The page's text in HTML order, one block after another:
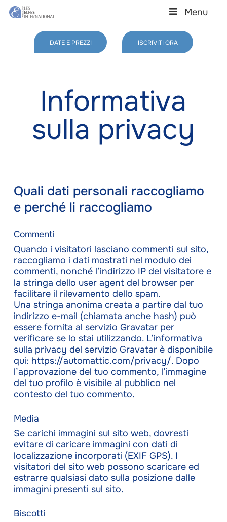
Skip
Menu
DATE E PREZZI ISCRIVITI ORA
Informativa
sulla privacy
Quali dati personali raccogliamo
e perché li raccogliamo
Commenti
Quando i visitatori lasciano commenti sul sito,
raccogliamo i dati mostrati nel modulo dei
commenti, nonché l’indirizzo IP del visitatore e
la stringa dello user agent del browser per
facilitare il rilevamento dello spam.
Una stringa anonima creata a partire dal tuo
indirizzo e-mail (chiamata anche hash) può
essere fornita al servizio Gravatar per
verificare se lo stai utilizzando. L’informativa
sulla privacy del servizio Gravatar è disponibile
qui: https://automattic.com/privacy/. Dopo
l’approvazione del tuo commento, l’immagine
del tuo profilo è visibile al pubblico nel
contesto del tuo commento.
Media
Se carichi immagini sul sito web, dovresti
evitare di caricare immagini con dati di
localizzazione incorporati (EXIF GPS). I
visitatori del sito web possono scaricare ed
estrarre qualsiasi dato sulla posizione dalle
immagini presenti sul sito.
Biscotti